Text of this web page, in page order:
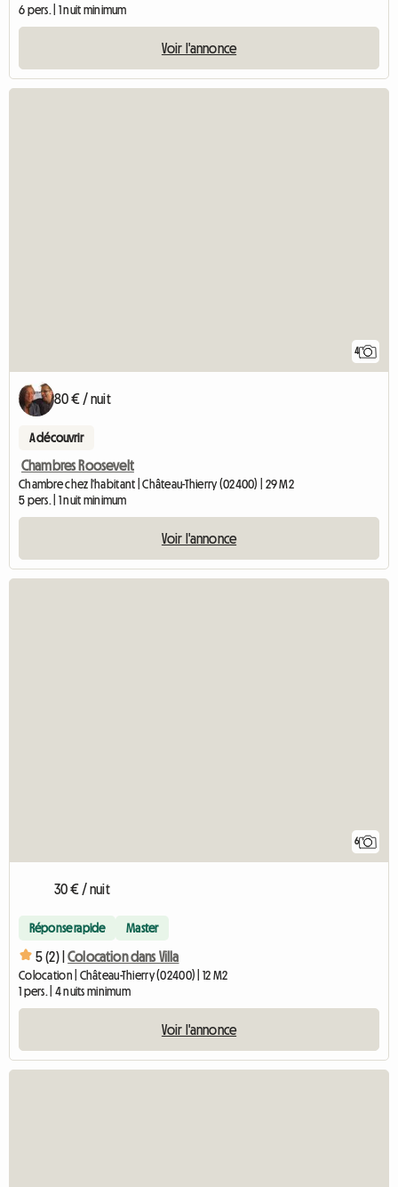
6 pers. | 1 nuit minimum
Voir l'annonce
4
80 € / nuit
A découvrir
Chambres Roosevelt
Chambre chez l'habitant | Château-Thierry (02400) | 29 M2
5 pers. | 1 nuit minimum
Voir l'annonce
6
30 € / nuit
Réponse rapide Master
5 (2) | Colocation dans Villa
Colocation | Château-Thierry (02400) | 12 M2
1 pers. | 4 nuits minimum
Voir l'annonce